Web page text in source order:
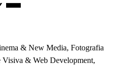
& New Media, Fotografia
& Web Development,